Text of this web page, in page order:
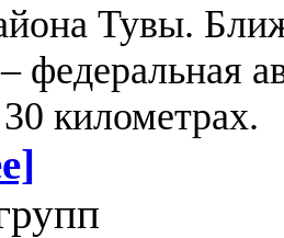
Тувы.
федеральная
километрах.